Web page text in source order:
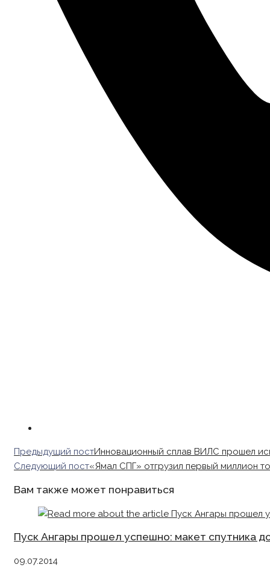
Read
more
Предыдущий постИнновационный сплав ВИЛС прошел
Следующий пост«Ямал СПГ» отгрузил первый миллион
Вам также может понравиться
Пуск Ангары прошел успешно: макет спутника
09.07.2014